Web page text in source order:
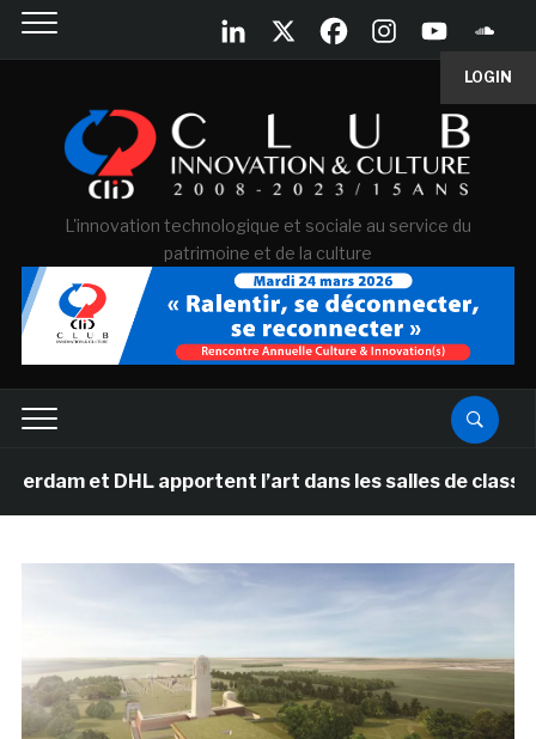
LOGIN
L'innovation technologique et sociale au service du
patrimoine et de la culture
DHL apportent l’art dans les salles de classe des